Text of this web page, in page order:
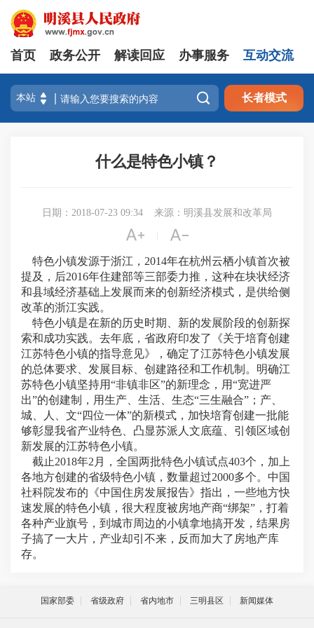
首页 政务公开 解读回应 办事服务 互动交流
 长者模式
什么是特色小镇？
日期：2018-07-23 09:34 来源：明溪县发展和改革局
 
特色小镇发源于浙江，2014年在杭州云栖小镇首次被
提及，后2016年住建部等三部委力推，这种在块状经济
和县域经济基础上发展而来的创新经济模式，是供给侧
改革的浙江实践。
特色小镇是在新的历史时期、新的发展阶段的创新探
索和成功实践。去年底，省政府印发了《关于培育创建
江苏特色小镇的指导意见》，确定了江苏特色小镇发展
的总体要求、发展目标、创建路径和工作机制。明确江
苏特色小镇坚持用“非镇非区”的新理念，用“宽进严
出”的创建制，用生产、生活、生态“三生融合”；产、
城、人、文“四位一体”的新模式，加快培育创建一批能
够彰显我省产业特色、凸显苏派人文底蕴、引领区域创
新发展的江苏特色小镇。
截止2018年2月，全国两批特色小镇试点403个，加上
各地方创建的省级特色小镇，数量超过2000多个。中国
社科院发布的《中国住房发展报告》指出，一些地方快
速发展的特色小镇，很大程度被房地产商“绑架”，打着
各种产业旗号，到城市周边的小镇拿地搞开发，结果房
子搞了一大片，产业却引不来，反而加大了房地产库
存。
国家部委 省级政府 省内地市 三明县区 新闻媒体